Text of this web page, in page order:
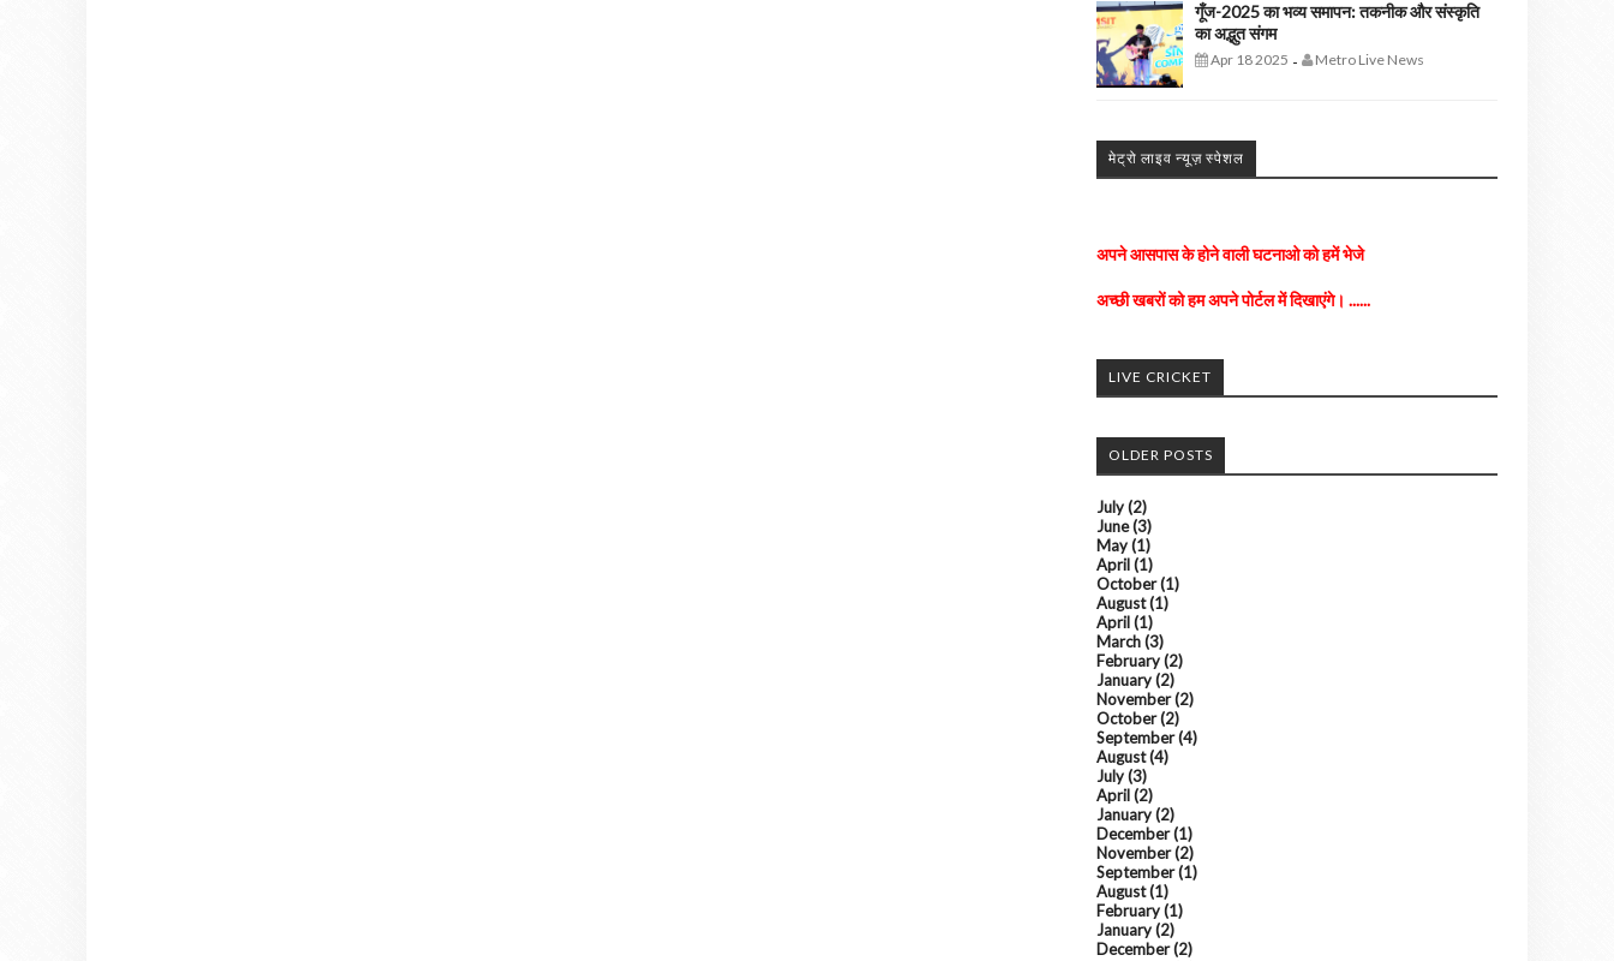
गूँज-2025 का भव्य समापन: तकनीक और संस्कृति
का अद्भुत संगम
Apr 18 2025 - Metro Live News
मेट्रो लाइव न्यूज़ स्पेशल
अच्छी खबरों को हम अपने पोर्टल में दिखाएंगे। ......
किसी भी तरह के विज्ञापन के लिए संपर्क करे
LIVE CRICKET
OLDER POSTS
July(2)
June(3)
May(1)
April(1)
October(1)
August(1)
April(1)
March(3)
February(2)
January(2)
November(2)
October(2)
September(4)
August(4)
July(3)
April(2)
January(2)
December(1)
November(2)
September(1)
August(1)
February(1)
January(2)
December(2)